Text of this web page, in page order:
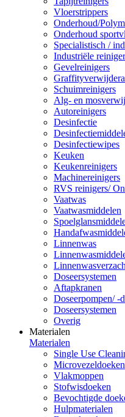
Vloerstrippers
Onderhoud/
Onderhoud
Specialistisch /
Industriële
Gevelreinigers
Schuimreinigers
Alg- en
Autoreinigers
Desinfectie
Desinfectiewipes
Keuken
Keukenreinigers
Machinereinigers
RVS reinigers/
Vaatwas
Vaatwasmiddelen
Linnenwas
Doseersystemen
Aftapkranen
Doseerpompen/ -
Doseersystemen
Overig
Materialen
Materialen
Single Use
Microvezeldoeken
Vlakmoppen
Stofwisdoeken
Bevochtigde
Hulpmaterialen